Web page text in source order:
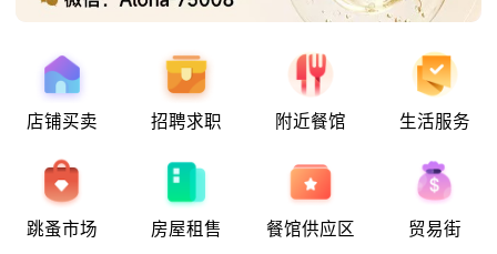
店铺买卖 招聘求职 附近餐馆 生活服务
跳蚤市场 房屋租售 餐馆供应区 贸易街
八月十五警惕恐袭！